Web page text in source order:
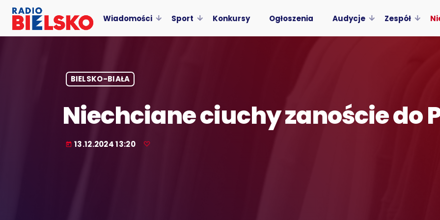
Wiadomości Sport Konkursy Ogłoszenia Audycje Zespół
BIELSKO-BIAŁA
Niechciane ciuchy zanoście do
today 13.12.2024 13:20